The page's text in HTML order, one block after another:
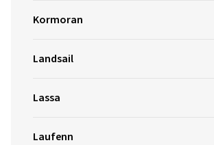
Kormoran
Landsail
Lassa
Laufenn